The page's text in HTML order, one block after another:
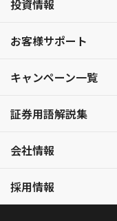
投資情報
お客様サポート
キャンペーン一覧
証券用語解説集
会社情報
採用情報